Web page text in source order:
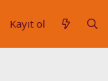
Kayıt ol